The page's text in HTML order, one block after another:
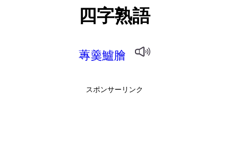
四字熟語
蓴羹鱸膾
スポンサーリンク